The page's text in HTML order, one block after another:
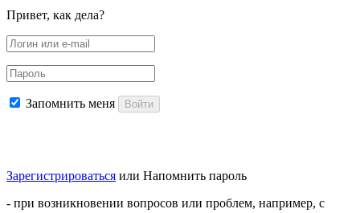
Привет, как дела?
Запомнить меня Войти
Зарегистрироваться или Напомнить пароль
- при возникновении вопросов или проблем, например, с